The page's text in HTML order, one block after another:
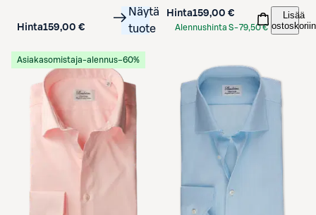
Hinta159,00 €
Näytä
tuote
Hinta159,00 €
Alennushinta S-79,50 €
Lisää
ostoskoriin
Asiakasomistaja-alennus−60%